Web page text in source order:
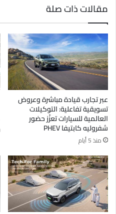
مقالات ذات صلة
عبر تجارب قيادة مباشرة وعروض
تسويقية تفاعلية: التوكيلات
العالمية للسيارات تعزّز حضور
شفروليه كابتيفا PHEV
منذ 5 أيام